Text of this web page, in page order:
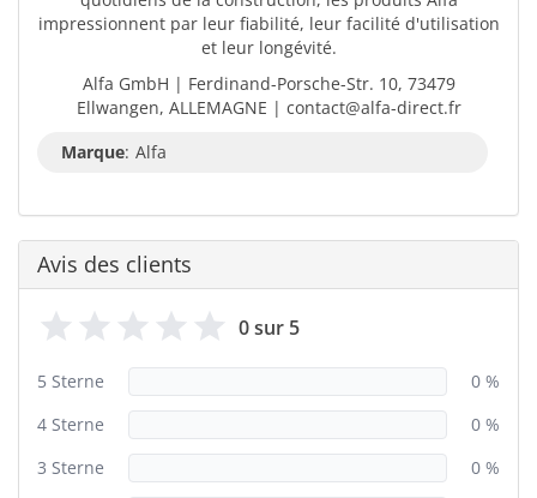
impressionnent par leur fiabilité, leur facilité d'utilisation
et leur longévité.
Alfa GmbH | Ferdinand-Porsche-Str. 10, 73479
Ellwangen, ALLEMAGNE | contact@alfa-direct.fr
Marque: Alfa
Avis des clients
0 sur 5
5 Sterne
0 %
4 Sterne
0 %
3 Sterne
0 %